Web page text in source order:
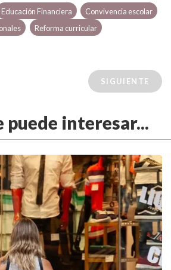
Educación Financiera
Convivencia escolar
Reforma curricular
SIGUIENTE
puede interesar...